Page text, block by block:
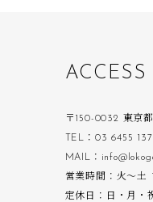
ACC ES S
〒150-0032 東京
TEL：03 6455
MAIL：
営業時間：火〜土
定休日：日・月・